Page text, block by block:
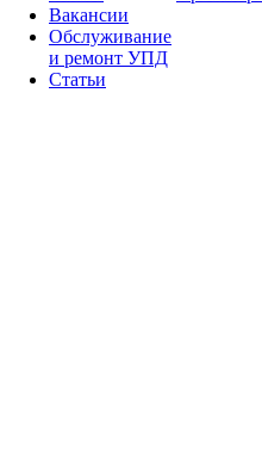
Вакансии
Обслуживание
и ремонт УПД
Статьи